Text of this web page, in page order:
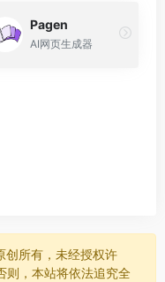
Pagen
AI网页生成器
创所有，未经授权许
则，本站将依法追究全